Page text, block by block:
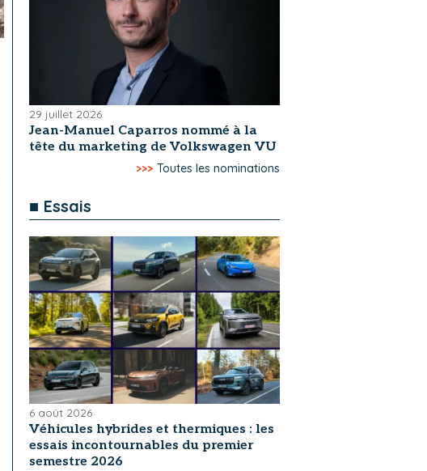
29 juillet 2026
Jean-Manuel Caparros nommé à la
tête du marketing de Volkswagen VU
>>> Toutes les nominations
■ Essais
6 août 2026
Véhicules hybrides et thermiques : les
essais incontournables du premier
semestre 2026